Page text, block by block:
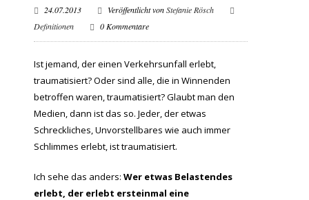
24.07.2013 Veröffentlicht vonStefanie Rösch
Definitionen
0 Kommentare
Ist jemand, der einen Verkehrsunfall erlebt,
traumatisiert? Oder sind alle, die in Winnenden
betroffen waren, traumatisiert? Glaubt man den
Medien, dann ist das so. Jeder, der etwas
Schreckliches, Unvorstellbares wie auch immer
Schlimmes erlebt, ist traumatisiert.
Ich sehe das anders: Wer etwas Belastendes
erlebt, der erlebt ersteinmal eine